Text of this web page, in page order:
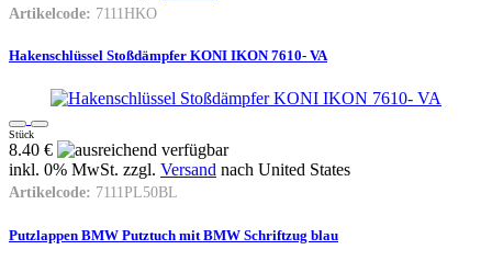
Artikelcode: 7111HKO
Hakenschlüssel Stoßdämpfer KONI IKON 7610- VA
Stück
8.40 €
inkl. 0% MwSt. zzgl. Versand nach United States
Artikelcode: 7111PL50BL
Putzlappen BMW Putztuch mit BMW Schriftzug blau